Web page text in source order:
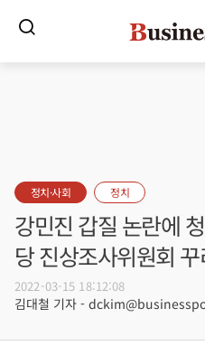
정치·사회 정치
강민진 갑질 논란에
당 진상조사위원회
2022-03-15 18:12:08
김대철 기자 -